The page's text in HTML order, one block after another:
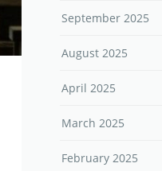
September 2025
August 2025
April 2025
March 2025
February 2025